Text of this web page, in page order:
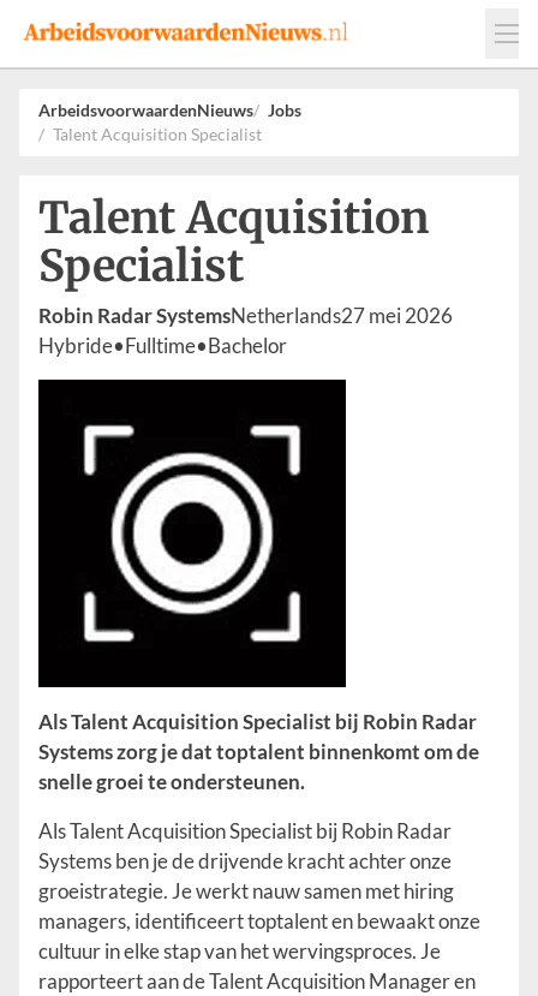
Events
Adverteren
Leveranciers
Werkgevers
ArbeidsvoorwaardenNieuws
Jobs
Talent Acquisition Specialist
Talent Acquisition
Specialist
Robin Radar SystemsNetherlands27 mei 2026
Hybride•Fulltime•Bachelor
Als Talent Acquisition Specialist bij Robin Radar
Systems zorg je dat toptalent binnenkomt om de
snelle groei te ondersteunen.
Als Talent Acquisition Specialist bij Robin Radar
Systems ben je de drijvende kracht achter onze
groeistrategie. Je werkt nauw samen met hiring
managers, identificeert toptalent en bewaakt onze
cultuur in elke stap van het wervingsproces. Je
rapporteert aan de Talent Acquisition Manager en